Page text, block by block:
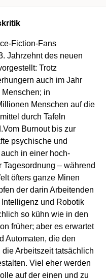
Fiction-Fans
Jahrzehnt des neuen
Trotz
auch im Jahr
in
Menschen auf die
durch Tafeln
Burnout bis zur
psychische und
in einer hoch-
– während
öfters ganze Minen
der darin Arbeitenden
und Robotik
so kühn wie in den
früher; aber es erwartet
Automaten, die den
Arbeitszeit tatsächlich
Viel eher werden
auf der einen und zu